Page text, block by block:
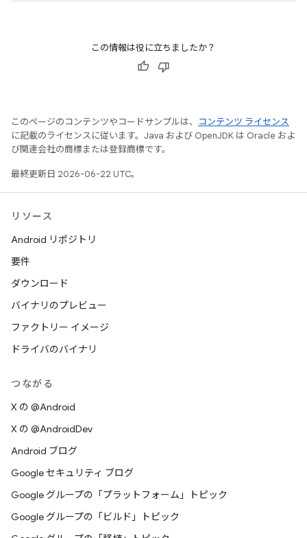
この情報は役に立ちましたか？
このページのコンテンツやコードサンプルは、
コンテンツ ライセンス
に記載のライセンスに従います。Java および OpenJDK は Oracle およ
び関連会社の商標または登録商標です。
最終更新日 2026-06-22 UTC。
リソース
Android リポジトリ
要件
ダウンロード
バイナリのプレビュー
ファクトリー イメージ
ドライバのバイナリ
つながる
X の @Android
X の @AndroidDev
Android ブログ
Google セキュリティ ブログ
Google グループの「プラットフォーム」トピック
Google グループの「ビルド」トピック